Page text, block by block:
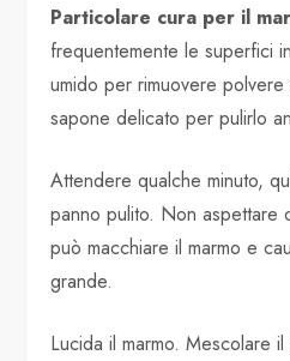
Particolare cura per il
frequentemente le superfici
umido per rimuovere
sapone delicato per pulirlo
Attendere qualche minuto,
panno pulito. Non aspettare
può macchiare il marmo e
grande.
Lucida il marmo. Mescolare